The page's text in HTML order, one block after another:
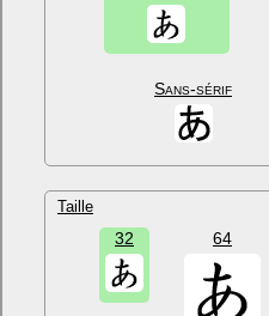
Sans-sérif
Taille
32 64